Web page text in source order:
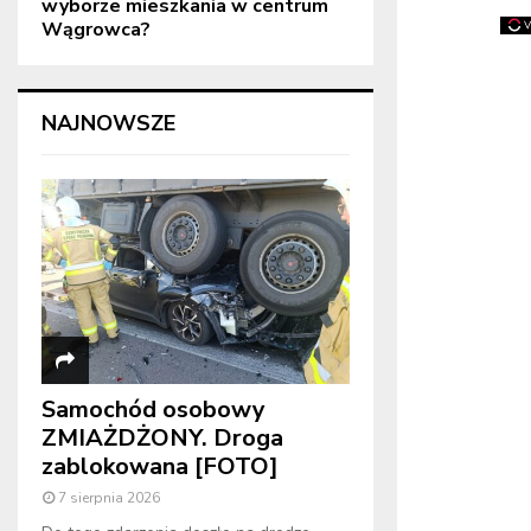
wyborze mieszkania w centrum
Wągrowca?
NAJNOWSZE
Samochód osobowy
ZMIAŻDŻONY. Droga
zablokowana [FOTO]
7 sierpnia 2026